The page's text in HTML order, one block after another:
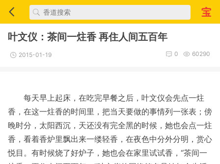
叶文仪：茶间一炷香 再住人间五百年
2015-01-19 60290
0
每天早上起床，在吃完早餐之后，叶文仪会先点一炷
香，在这一炷香的时间里，把当天要做的事情列一张表；傍
晚时分，太阳西沉，天还没有完全黑的时候，她也会点一炷
香，看着香炉里飘出来一缕轻香，在夜色中分外分明，赏心
悦目。有时候烧了好炉子，她也会在家里试试香，“茶间一